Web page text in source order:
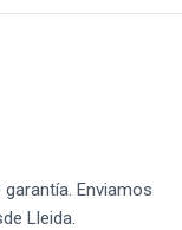
Enviamos
Lleida.